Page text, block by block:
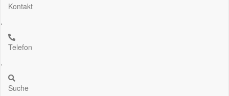
Kontakt
.
Telefon
.
Suche